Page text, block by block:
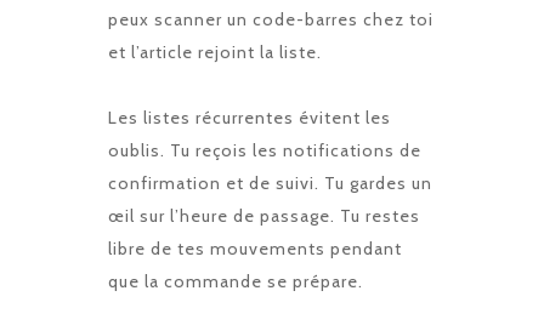
peux scanner un code-barres chez toi
et l’article rejoint la liste.
Les listes récurrentes évitent les
oublis. Tu reçois les notifications de
confirmation et de suivi. Tu gardes un
œil sur l’heure de passage. Tu restes
libre de tes mouvements pendant
que la commande se prépare.